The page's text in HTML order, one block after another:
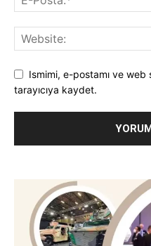
Ismimi, e-postamı ve
tarayıcıya kaydet.